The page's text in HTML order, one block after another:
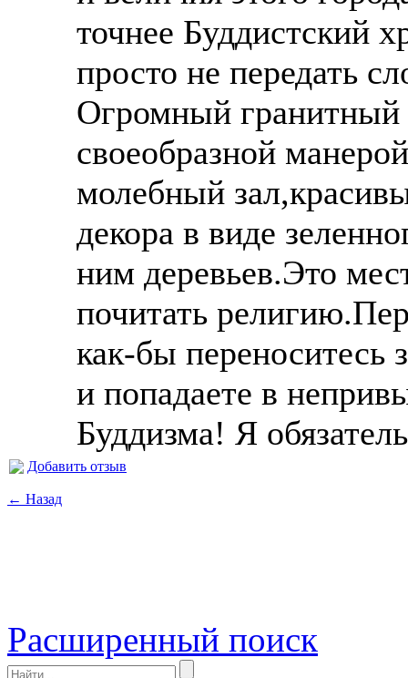
точнее Буддистский
просто не передать
Огромный гранитный
своеобразной
молебный
декора в виде
ним деревьев.Это
почитать
как-бы переноситесь
и попадаете в
Буддизма! Я
Добавить отзыв
← Назад
Расширенный поиск